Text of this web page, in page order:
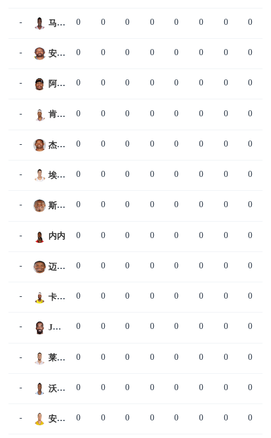
- 马库斯·坎比 0 0 0 0 0 0 0 0
- 安东尼·卡特 0 0 0 0 0 0 0 0
- 阿伦·艾弗森 0 0 0 0 0 0 0 0
- 肯扬·马丁 0 0 0 0 0 0 0 0
- 杰拉尼·麦考伊 0 0 0 0 0 0 0 0
- 埃东多·纳胡拉 0 0 0 0 0 0 0 0
- 斯蒂文·亨特 0 0 0 0 0 0 0 0
- 内内 0 0 0 0 0 0 0 0
- 迈克·威尔克斯 0 0 0 0 0 0 0 0
- 卡梅隆·安东尼 0 0 0 0 0 0 0 0
- JR·史密斯 0 0 0 0 0 0 0 0
- 莱纳斯·克雷扎 0 0 0 0 0 0 0 0
- 沃恩·韦弗 0 0 0 0 0 0 0 0
- 安东尼·罗伯森 0 0 0 0 0 0 0 0